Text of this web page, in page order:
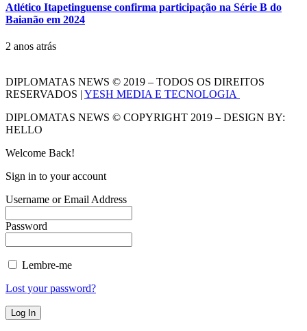
Atlético Itapetinguense confirma participação na Série B do
Baianão em 2024
2 anos atrás
DIPLOMATAS NEWS © 2019 – TODOS OS DIREITOS
RESERVADOS | YESH MEDIA E TECNOLOGIA
DIPLOMATAS NEWS © COPYRIGHT 2019 – DESIGN BY:
HELLO
Welcome Back!
Sign in to your account
Username or Email Address
Password
Lembre-me
Lost your password?